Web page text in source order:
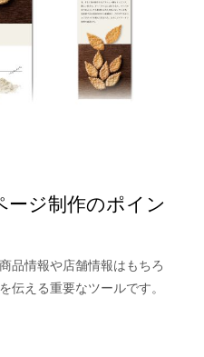
ージ制作のポイン
品情報や店舗情報はもちろ
伝える重要なツールです。